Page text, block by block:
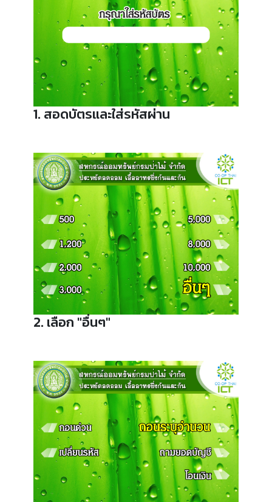
1. สอดบัตรและใส่รหัสผ่าน
2. เลือก "อื่นๆ"